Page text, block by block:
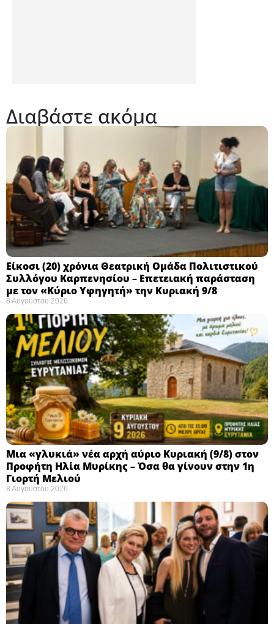
Διαβάστε ακόμα
Eίκοσι (20) χρόνια Θεατρική Ομάδα Πολιτιστικού
Συλλόγου Καρπενησίου – Επετειακή παράσταση
με τον «Κύριο Υφηγητή» την Κυριακή 9/8
8 Αυγούστου 2026
Μια «γλυκιά» νέα αρχή αύριο Κυριακή (9/8) στον
Προφήτη Ηλία Μυρίκης – Όσα θα γίνουν στην 1η
Γιορτή Μελιού
8 Αυγούστου 2026